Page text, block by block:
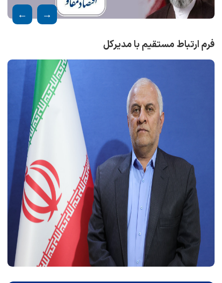
فرم ارتباط مستقیم با مدیرکل